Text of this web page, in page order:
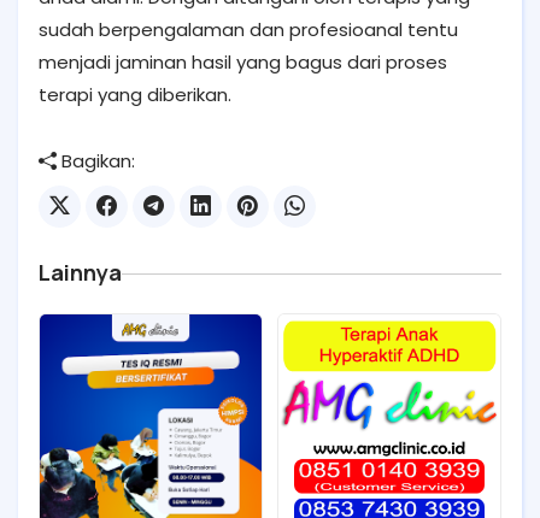
sudah berpengalaman dan profesioanal tentu
menjadi jaminan hasil yang bagus dari proses
terapi yang diberikan.
Bagikan:
Lainnya